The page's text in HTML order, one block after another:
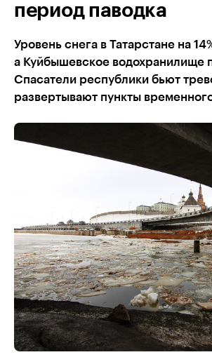
период паводка
Уровень снега в Татарстане на
а Куйбышевское водохранилище
Спасатели республики бьют
развертывают пункты